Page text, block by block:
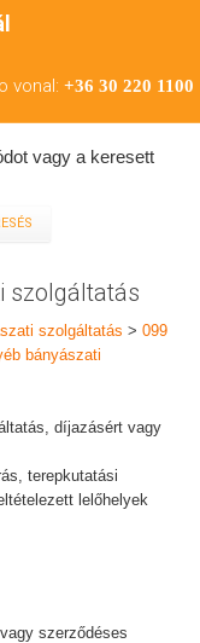
vonal: +36 30 220 1100
vagy a keresett
szolgáltatás
szolgáltatás > 099
bányászati
díjazásért vagy
terepkutatási
lelőhelyek
szerződéses